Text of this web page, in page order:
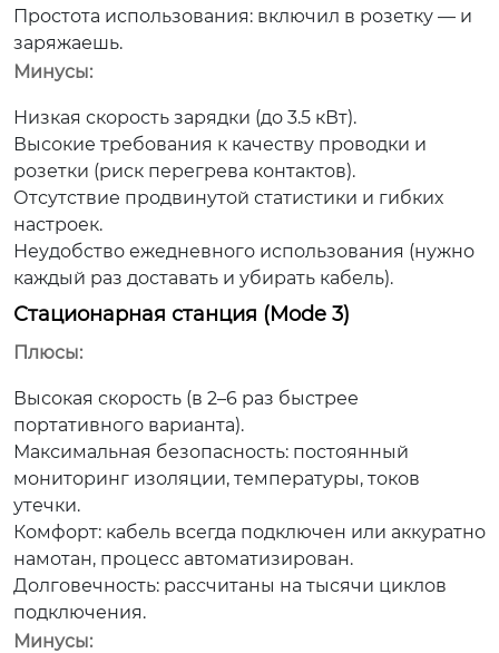
Простота использования: включил в розетку — и
заряжаешь.
Минусы:
Низкая скорость зарядки (до 3.5 кВт).
Высокие требования к качеству проводки и
розетки (риск перегрева контактов).
Отсутствие продвинутой статистики и гибких
настроек.
Неудобство ежедневного использования (нужно
каждый раз доставать и убирать кабель).
Стационарная станция (Mode 3)
Плюсы:
Высокая скорость (в 2–6 раз быстрее
портативного варианта).
Максимальная безопасность: постоянный
мониторинг изоляции, температуры, токов
утечки.
Комфорт: кабель всегда подключен или аккуратно
намотан, процесс автоматизирован.
Долговечность: рассчитаны на тысячи циклов
подключения.
Минусы: